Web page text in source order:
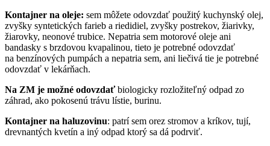
Kontajner na oleje: sem môžete odovzdať použitý kuchynský olej,
zvyšky syntetických farieb a riedidiel, zvyšky postrekov, žiarivky,
žiarovky, neonové trubice. Nepatria sem motorové oleje ani
bandasky s brzdovou kvapalinou, tieto je potrebné odovzdať
na benzínových pumpách a nepatria sem, ani liečivá tie je potrebné
odovzdať v lekárňach.
Na ZM je možné odovzdaťbiologicky rozložiteľný odpad zo
záhrad, ako pokosenú trávu lístie, burinu.
Kontajner na haluzovinu: patrí sem orez stromov a kríkov, tují,
drevnantých kvetín a iný odpad ktorý sa dá podrviť.